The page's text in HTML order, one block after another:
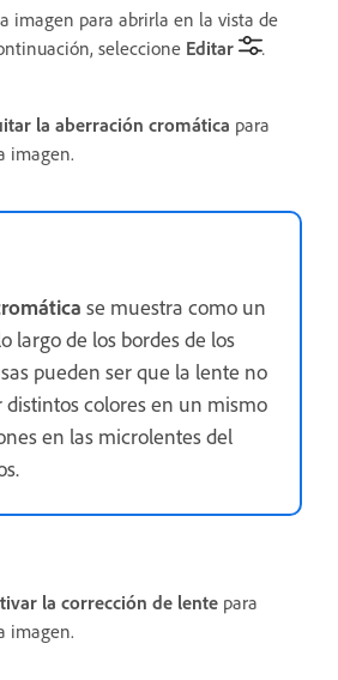
imagen para abrirla en la vista de
seleccione Editar .
la aberración cromática para
imagen.
se muestra como un
largo de los bordes de los
pueden ser que la lente no
distintos colores en un mismo
en las microlentes del
la corrección de lente para
imagen.